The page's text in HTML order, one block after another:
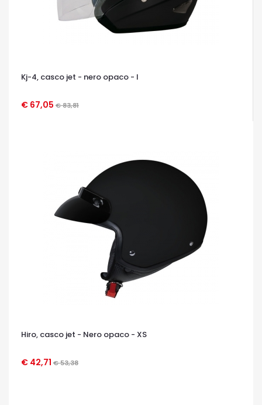
Kj-4, casco jet - nero opaco - l
€ 67,05 € 83,81
OCCHIATA VELOCE
Hiro, casco jet - Nero opaco - XS
€ 42,71 € 53,38
OCCHIATA VELOCE